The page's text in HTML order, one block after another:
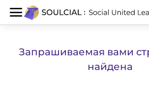
Запрашиваемая вами
найдена